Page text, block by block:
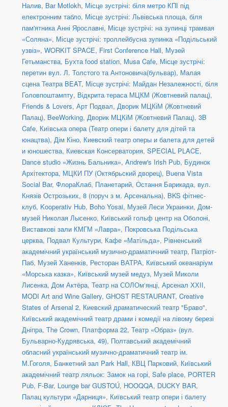
Налив, Bar Motlokh, Місце зустрічі: біля метро КПІ під
електронним табло, Місце зустрічі: Львівська площа, біля
пам'ятника Анні Ярославні, Місце зустрічі: на зупинці трамвая
«Соляна», Місце зустрічі: троллейбусна зупинка «Подільський
узвіз», WORKIT SPACE, First Conference Hall, Музей
Гетьманства, Бухта food station, Musa Cafe, Місце зустрічі:
перетин вул. Л. Толстого та Антоновича(бульвар), Малая
сцена Театра BEAT, Місце зустрічі: Майдан Незалежності, біля
Головпоштампту, Відкрита тераса МЦКМ (Жовтневий палац),
Friends & Lovers, Арт Подвал, Дворик МЦКіМ (Жовтневий
Палац), BeeWorking, Дворик МЦКіМ (Жовтневий Палац), 3B
Cafe, Київська опера (Театр опери і балету для дітей та
юнацтва), Дім Кіно, Киевский театр оперы и балета для детей
и юношества, Киевская Консерватория, SPECIAL PLACE,
Dance studio «Жизнь Бальника», Andrew's Irish Pub, Будинок
Архітектора, МЦКИ ПУ (Октябрьский дворец), Buena Vista
Social Bar, ФлораКлаб, Планетарий, Остання Барикада, вул.
Князів Острозьких, 8 (поруч з м. Арсенальна), BKS фітнес-
клуб, Kooperativ Hub, Boho Yosai, Музей Леси Украинки, Дом-
музей Николая Лысенко, Київський гольф центр на Оболоні,
Виставкові зали КМГМ «Лавра», Покровська Подільська
церква, Подвал Культури, Кафе «Матільда», Рівненський
академічний український музично-драматичний театр, Патріот-
Паб, Музей Ханенків, Ресторан ВАТРА, Київський океанаріум
«Морська казка», Київський музей медуз, Музей Миколи
Лисенка, Дом Актёра, Театр на СОЛОм‘янці, Арсенал ХХІІ,
MODI Art and Wine Gallery, GHOST RESTAURANT, Creative
States of Arsenal 2, Киевский драматический театр "Браво",
Київський академічний театр драми і комедії на лівому березі
Дніпра, The Crown, Платформа 22, Театр «Образ» (вул.
Бульварно-Кудрявська, 49), Полтавський академічний
обласний український музично-драматичний театр ім.
М.Гоголя, Банкетний зал Park Hall, КВЦ Парковий, Київський
академічний театр ляльок: Замок на горі, Safe place, PORTER
Pub, F-Bar, Lounge bar GUSTOÚ, HOOQQA, DUCKY BAR,
Палац культури «Дарниця», Київський театр опери і балету